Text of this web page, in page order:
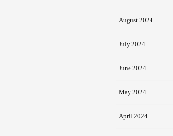
August 2024
July 2024
June 2024
May 2024
April 2024